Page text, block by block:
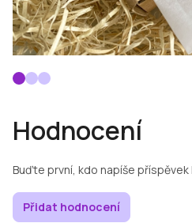
Hodnocení
Buďte první, kdo napíše
Přidat hodnocení